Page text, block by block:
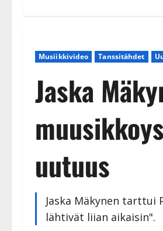
Musiikkivideo Tanssitähdet
Jaska
uutuus
Jaska Mäkynen
lähtivät liian aikaisin".